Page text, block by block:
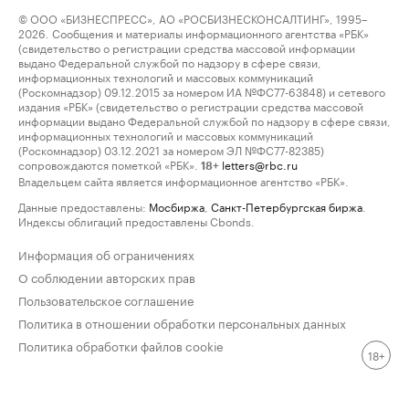
© ООО «БИЗНЕСПРЕСС», АО «РОСБИЗНЕСКОНСАЛТИНГ», 1995–
2026. Сообщения и материалы информационного агентства «РБК»
(свидетельство о регистрации средства массовой информации
выдано Федеральной службой по надзору в сфере связи,
информационных технологий и массовых коммуникаций
(Роскомнадзор) 09.12.2015 за номером ИА №ФС77-63848) и сетевого
издания «РБК» (свидетельство о регистрации средства массовой
информации выдано Федеральной службой по надзору в сфере связи,
информационных технологий и массовых коммуникаций
(Роскомнадзор) 03.12.2021 за номером ЭЛ №ФС77-82385)
сопровождаются пометкой «РБК».
18+ letters@rbc.ru
Владельцем сайта является информационное агентство «РБК».
Данные предоставлены: Мосбиржа Санкт-Петербургская биржа
Индексы облигаций предоставлены Cbonds.
Информация об ограничениях
О соблюдении авторских прав
Пользовательское соглашение
Политика в отношении обработки персональных данных
Политика обработки файлов cookie
18+